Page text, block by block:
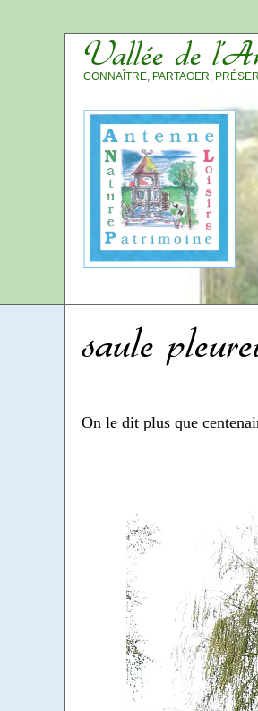
Vallée de
CONNAÎTRE, PARTAGER,
saule
On le dit plus que